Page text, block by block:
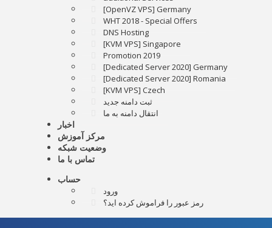
[OpenVZ VPS] Germany
WHT 2018 - Special Offers
DNS Hosting
[KVM VPS] Singapore
Promotion 2019
[Dedicated Server 2020] Germany
[Dedicated Server 2020] Romania
[KVM VPS] Czech
ثبت دامنه جدید
انتقال دامنه به ما
اخبار
مرکز آموزش
وضعیت شبکه
تماس با ما
ورود
رمز عبور را فراموش کرده اید؟